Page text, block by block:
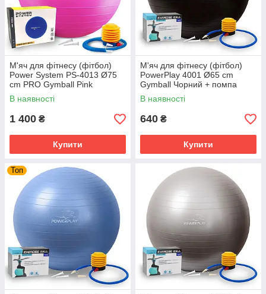
М'яч для фітнесу (фітбол)
Power System PS-4013 Ø75
cm PRO Gymball Pink
В наявності
1 400 ₴
Купити
М'яч для фітнесу (фітбол)
PowerPlay 4001 Ø65 cm
Gymball Чорний + помпа
В наявності
640 ₴
Купити
Топ